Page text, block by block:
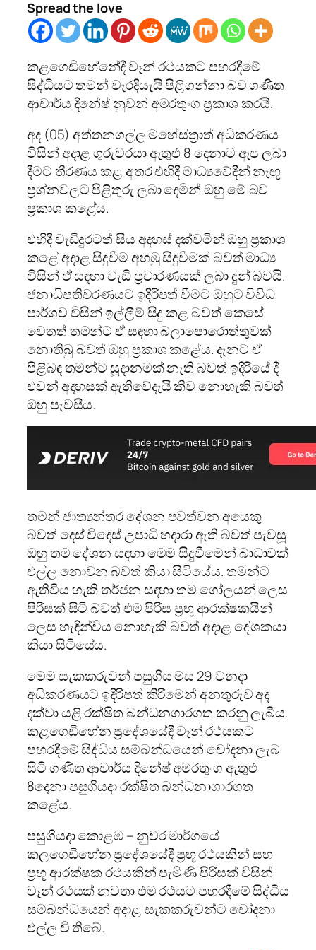
Spread the love
කළගෙඩිහේනේදී වෑන් රථයකට පහරදීමේ
සිද්ධියට තමන් වැරදියැයි පිළිගන්නා බව ගණිත
ආචාර්ය දිනේෂ් නුවන් අමරතුංග ප්‍රකාශ කරයි.
අද (05) අත්තනගල්ල මහේස්ත්‍රාත් අධිකරණය
විසින් අදාළ ගුරුවරයා ඇතුළු 8 දෙනාට ඇප ලබා
දීමට තීරණය කළ අතර එහිදී මාධ්‍යවේදීන් නැඟූ
ප්‍රශ්නවලට පිළිතුරු ලබා දෙමින් ඔහු මේ බව
ප්‍රකාශ කළේය.
එහිදී වැඩිදුරටත් සිය අදහස් දක්වමින් ඔහු ප්‍රකාශ
කළේ අදාළ සිදුවීම අහඹු සිදුවීමක් බවත් මාධ්‍ය
විසින් ඒ සඳහා වැඩි ප්‍රචාරණයක් ලබා දුන් බවයි.
ජනාධිපතිවරණයට ඉදිරිපත් වීමට ඔහුට විවිධ
පාර්ශව විසින් ඉල්ලීම් සිදු කළ බවත් කෙසේ
වෙතත් තමන්ට ඒ සඳහා බලාපොරොත්තුවක්
නොතිබු බවත් ඔහු ප්‍රකාශ කළේය. දැනට ඒ
පිළිබඳ තමන්ට සූදානමක් නැති බවත් ඉදිරියේ දී
එවන් අදහසක් ඇතිවේදැයි කිව නොහැකි බවත්
ඔහු පැවසීය.
තමන් ජාත්‍යන්තර දේශන පවත්වන අයෙකු
බවත් දෙස් විදෙස් උපාධි හදාරා ඇති බවත් පැවසූ
ඔහු තම දේශන සඳහා මෙම සිදුවීමෙන් බාධාවක්
එල්ල නොවන බවත් කියා සිටියේය. තමන්ට
ඇතිවිය හැකි තර්ජන සඳහා තම ගෝලයන් ලෙස
පිරිසක් සිටි බවත් එම පිරිස ප්‍රභූ ආරක්ෂකයින්
ලෙස හැඳින්විය නොහැකි බවත් අදාළ දේශකයා
කියා සිටියේය.
මෙම සැකකරුවන් පසුගිය මස 29 වනදා
අධිකරණයට ඉදිරිපත් කිරීමෙන් අනතුරුව අද
දක්වා යළි රක්ෂිත බන්ධනගාරගත කරනු ලැබීය.
කළගෙඩිහේන ප්‍රදේශයේදී වෑන් රථයකට
පහරදීමේ සිද්ධිය සම්බන්ධයෙන් චෝදනා ලැබ
සිටි ගණිත ආචාර්ය දිනේෂ් අමරතුංග ඇතුළු
8දෙනා පසුගියදා රක්ෂිත බන්ධනාගාරගත
කළේය.
පසුගියදා කොළඹ – නුවර මාර්ගයේ
කලගෙඩිහේන ප්‍රදේශයේදී ප්‍රභූ රථයකින් සහ
ප්‍රභූ ආරක්ෂක රථයකින් පැමිණි පිරිසක් විසින්
වෑන් රථයක් නවතා එම රථයට පහරදීමේ සිද්ධිය
සම්බන්ධයෙන් අදාළ සැකකරුවන්ට චෝදනා
එල්ල වී තිබේ.